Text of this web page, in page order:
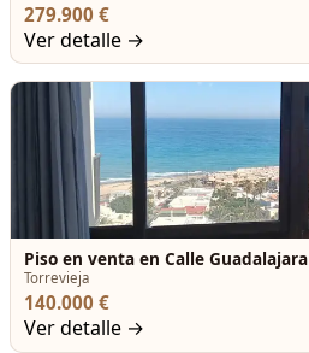
279.900 €
Ver detalle →
Piso en venta en Calle Guadalajara
Torrevieja
140.000 €
Ver detalle →